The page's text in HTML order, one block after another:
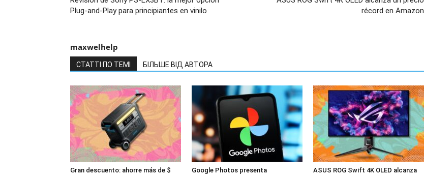
Plug-and-Play para principiantes en vinilo
récord en Amazon
maxwelhelp
СТАТТІ ПО ТЕМІ БІЛЬШЕ ВІД АВТОРА
Gran descuento: ahorre más de $
Google Photos presenta
ASUS ROG Swift 4K OLED alcanza